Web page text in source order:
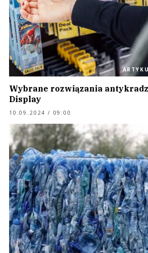
Wybrane rozwiązania
Display
10.09.2024 / 09:00